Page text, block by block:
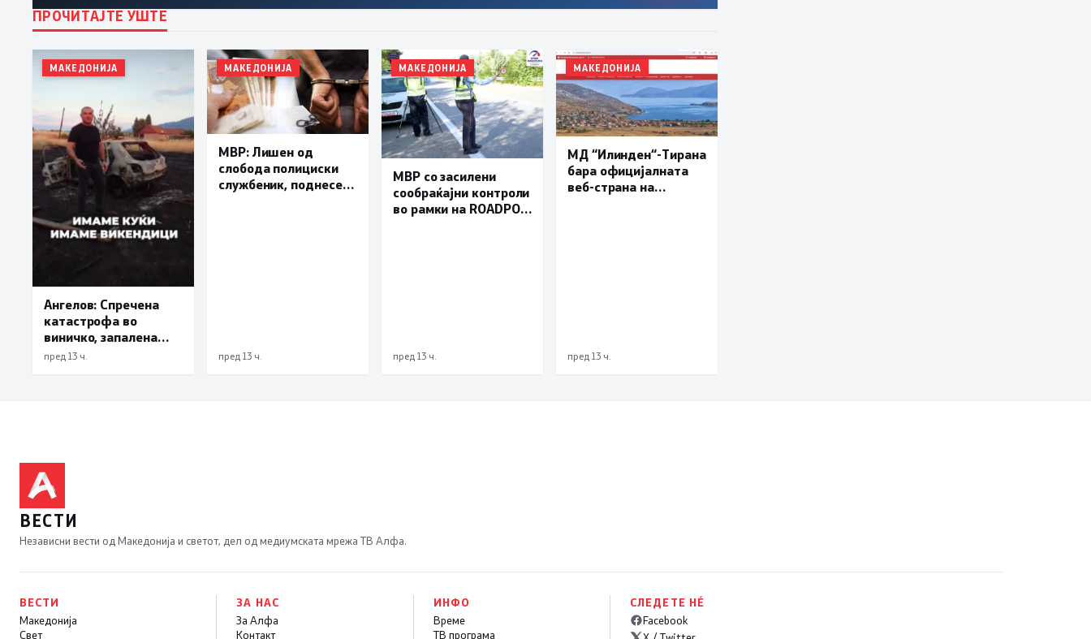
ПРОЧИТАЈТЕ УШТЕ
МАКЕДОНИЈА
Ангелов: Спречена
катастрофа во
виничко, запалена
трева при сечење со
пред 13 ч.
МАКЕДОНИЈА
МВР: Лишен од
слобода полициски
службеник, поднесена
пред 13 ч.
МАКЕДОНИЈА
МВР со засилени
сообраќајни контроли
во рамки на ROADPOL:
пред 13 ч.
МАКЕДОНИЈА
МД “Илинден“-Тирана
бара официјалната
веб-страна на
пред 13 ч.
ВЕСТИ
Независни вести од Македонија и светот, дел од медиумската мрежа ТВ Алфа.
ВЕСТИ
Македонија
Свет
ЗА НАС
За Алфа
Контакт
ИНФО
Време
ТВ програма
СЛЕДЕТЕ НÉ
Facebook